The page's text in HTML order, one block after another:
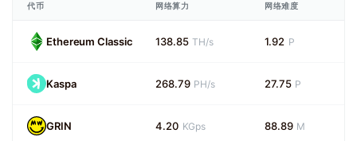
代币 网络算力 网络难度
Ethereum Classic 138.85 TH/s 1.92 P
Kaspa 268.79 PH/s 27.75 P
GRIN 4.20 KGps 88.89 M